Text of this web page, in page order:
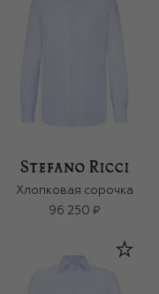
Хлопковая сорочка
96 250 ₽